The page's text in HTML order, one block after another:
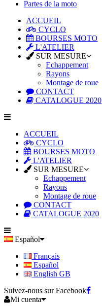
Partes de la moto
ACCUEIL
CYCLO
BOURSES MOTO
L'ATELIER
SUR MESURE
Echappement
Rayons
Montage de roue
CONTACT
CATALOGUE 2020
ACCUEIL
CYCLO
BOURSES MOTO
L'ATELIER
SUR MESURE
Echappement
Rayons
Montage de roue
CONTACT
CATALOGUE 2020
Español
Français
Español
English GB
Suivez-nous sur Facebook
Mi cuenta